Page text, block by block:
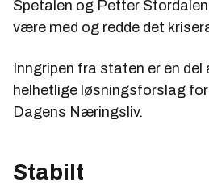
Spetalen og Petter
være med og redde det
Inngripen fra staten er en
helhetlige løsningsforslag
Dagens Næringsliv.
Stabilt